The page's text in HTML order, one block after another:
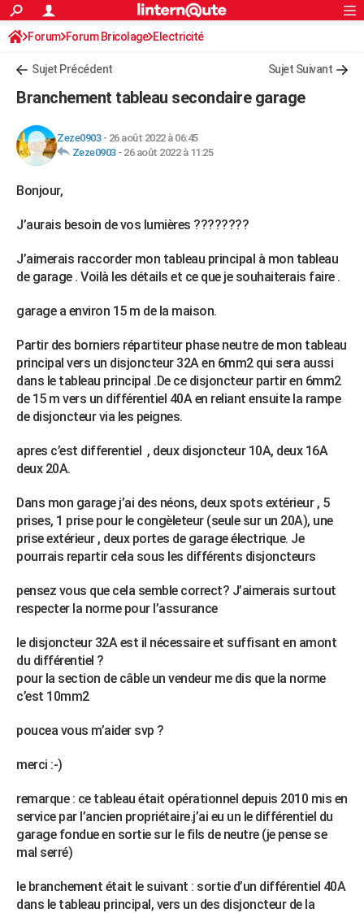
ACTUALITÉS
Politique
Société
Faits Divers
Education
Monde
Villes
+
Retraite
Impôts
Epargne
Immobilier
Risques naturels par ville
Banque
Assurance
Crédit
AUTO
HIGH-TECH
BRICOLAGE
WEEK-END
Guides de France
Escapades
Patrimoine
Expositions
Musées
Week-end nature
+LIFESTYLE
Art de vivre
Bien-être
Loisirs
Mode
Modes de vie
SANTE
Alimentation
Guide de la santé
Maladies
Médicaments
Sommeil
VOYAGE
Destinations
City break
Voyage nature
Voyage de noces
Forum
Climat
+PHOTO
GUIDES D'ACHAT
BONS PLANS
Carte de Noël
Carte Bonne année
Carte Saint-Valentin
Carte Pâques
Carte d'anniversaire
DICTIONNAIRE
Dictionnaire
Biographies
Citations
Expressions
Proverbes
PROGRAMME TV
S'inscrire
Se connecter
Lycées
Collèges
Primaires
Universités
Entreprises
Service militaire
Avis de recherche
AVIS DE DÉCÈS
FORUM
Bricolage
Lifestyle
Culture
Sport
Auto
Television
Voyage
Cinema
S'inscrire
Connexion
Forum Forum Bricolage Electricité
Sujet Précédent Sujet Suivant
Branchement tableau secondaire garage
Zeze0903- 26 août 2022 à 06:45
Zeze0903- 26 août 2022 à 11:25
Bonjour,
J’aurais besoin de vos lumières ????????
J’aimerais raccorder mon tableau principal à mon tableau
de garage . Voilà les détails et ce que je souhaiterais faire .
garage a environ 15 m de la maison.
Partir des borniers répartiteur phase neutre de mon tableau
principal vers un disjoncteur 32A en 6mm2 qui sera aussi
dans le tableau principal .De ce disjoncteur partir en 6mm2
de 15 m vers un différentiel 40A en reliant ensuite la rampe
de disjoncteur via les peignes.
apres c’est differentiel , deux disjoncteur 10A, deux 16A
deux 20A.
Dans mon garage j’ai des néons, deux spots extérieur , 5
prises, 1 prise pour le congèleteur (seule sur un 20A), une
prise extérieur , deux portes de garage électrique. Je
pourrais repartir cela sous les différents disjoncteurs
pensez vous que cela semble correct? J’aimerais surtout
respecter la norme pour l’assurance
le disjoncteur 32A est il nécessaire et suffisant en amont
du différentiel ?
pour la section de câble un vendeur me dis que la norme
c’est 10mm2
poucea vous m’aider svp ?
merci :-)
remarque : ce tableau était opérationnel depuis 2010 mis en
service par l’ancien propriétaire.j’ai eu un le différentiel du
garage fondue en sortie sur le fils de neutre (je pense se
mal serré)
le branchement était le suivant : sortie d’un différentiel 40A
dans le tableau principal, vers un des disjoncteur de la